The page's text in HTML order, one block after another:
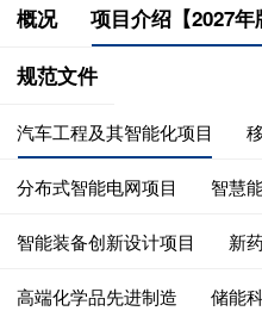
概况 项目介绍【2027年
汽车工程及其智能化项目
分布式智能电网项目 智慧
智能装备创新设计项目 新
高端化学品先进制造 储能
规范文件